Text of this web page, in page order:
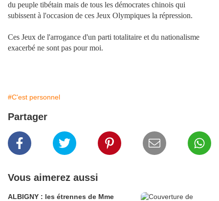
du peuple tibétain mais de tous les démocrates chinois qui
subissent à l'occasion de ces Jeux Olympiques la répression.
Ces Jeux de l'arrogance d'un parti totalitaire et du nationalisme
exacerbé ne sont pas pour moi.
#C'est personnel
Partager
Vous aimerez aussi
ALBIGNY : les étrennes de Mme